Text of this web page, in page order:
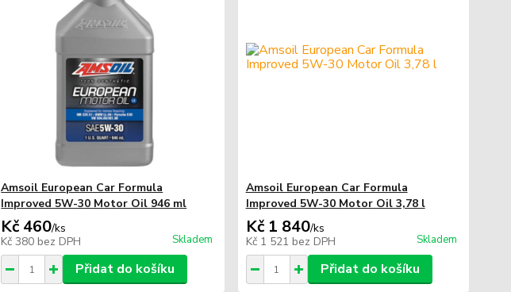
Amsoil European Car Formula
Improved 5W-30 Motor Oil 946 ml
Kč 460/ks
Kč 380 bez DPH Skladem
Přidat do košíku
Amsoil European Car Formula
Improved 5W-30 Motor Oil 3,78 l
Kč 1 840/ks
Kč 1 521 bez DPH Skladem
Přidat do košíku